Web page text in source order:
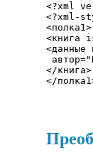
<?xml
<?xml-
<полка1>
<книга
<данные
</книга>
</